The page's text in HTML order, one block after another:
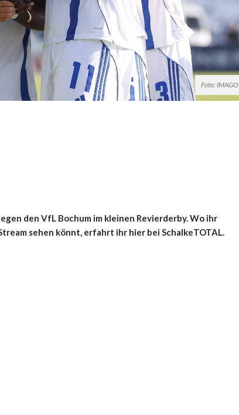
Foto: IMAGO
den VfL Bochum im kleinen Revierderby. Wo ihr
sehen könnt, erfahrt ihr hier bei SchalkeTOTAL.